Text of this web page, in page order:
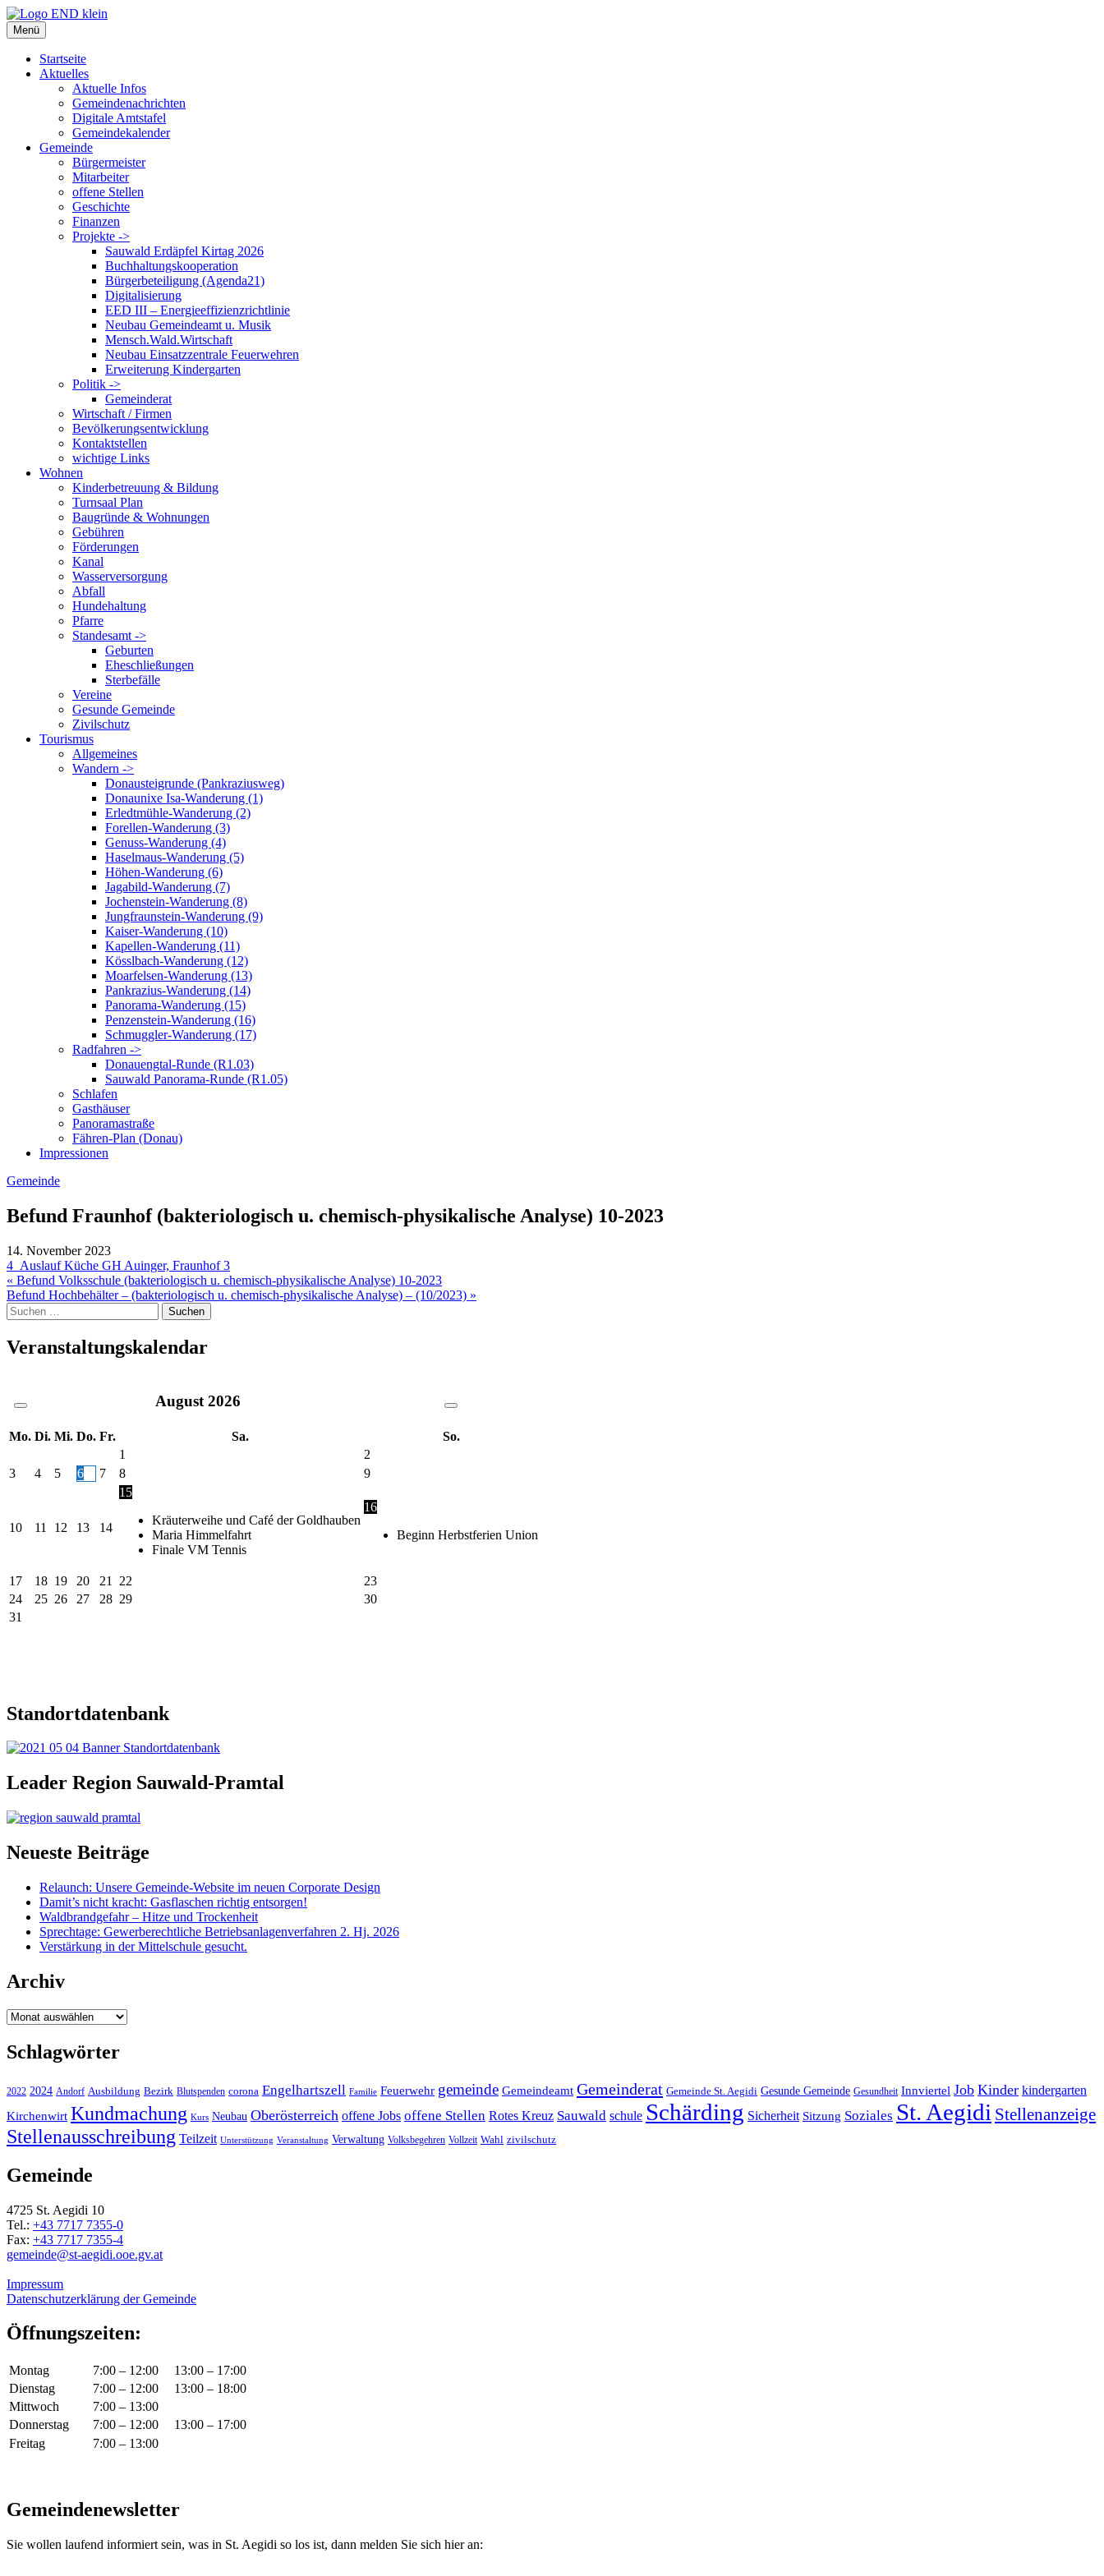
Zum
Inhalt
springen
Menü
Startseite
Aktuelles
Aktuelle Infos
Gemeindenachrichten
Digitale Amtstafel
Gemeindekalender
Gemeinde
Bürgermeister
Mitarbeiter
offene Stellen
Geschichte
Finanzen
Projekte ->
Sauwald Erdäpfel Kirtag 2026
Buchhaltungskooperation
Bürgerbeteiligung (Agenda21)
Digitalisierung
EED III – Energieeffizienzrichtlinie
Neubau Gemeindeamt u. Musik
Mensch.Wald.Wirtschaft
Neubau Einsatzzentrale Feuerwehren
Erweiterung Kindergarten
Politik ->
Gemeinderat
Wirtschaft / Firmen
Bevölkerungsentwicklung
Kontaktstellen
wichtige Links
Wohnen
Kinderbetreuung & Bildung
Turnsaal Plan
Baugründe & Wohnungen
Gebühren
Förderungen
Kanal
Wasserversorgung
Abfall
Hundehaltung
Pfarre
Standesamt ->
Geburten
Eheschließungen
Sterbefälle
Vereine
Gesunde Gemeinde
Zivilschutz
Tourismus
Allgemeines
Wandern ->
Donausteigrunde (Pankraziusweg)
Donaunixe Isa-Wanderung (1)
Erledtmühle-Wanderung (2)
Forellen-Wanderung (3)
Genuss-Wanderung (4)
Haselmaus-Wanderung (5)
Höhen-Wanderung (6)
Jagabild-Wanderung (7)
Jochenstein-Wanderung (8)
Jungfraunstein-Wanderung (9)
Kaiser-Wanderung (10)
Kapellen-Wanderung (11)
Kösslbach-Wanderung (12)
Moarfelsen-Wanderung (13)
Pankrazius-Wanderung (14)
Panorama-Wanderung (15)
Penzenstein-Wanderung (16)
Schmuggler-Wanderung (17)
Radfahren ->
Donauengtal-Runde (R1.03)
Sauwald Panorama-Runde (R1.05)
Schlafen
Gasthäuser
Panoramastraße
Fähren-Plan (Donau)
Impressionen
Gemeinde
Befund Fraunhof (bakteriologisch u. chemisch-physikalische Analyse) 10-2023
14. November 2023
4_Auslauf Küche GH Auinger, Fraunhof 3
Beitragsnavigation
« Befund Volksschule (bakteriologisch u. chemisch-physikalische Analyse) 10-2023
Befund Hochbehälter – (bakteriologisch u. chemisch-physikalische Analyse) – (10/2023) »
Suche
nach:
Veranstaltungskalendar
August 2026
Mo. Di. Mi. Do. Fr. Sa.
So.
1
2
3
4 5 6 7 8 9
10 11 12 13 14
15
Kräuterweihe und Café der Goldhauben
Maria Himmelfahrt
Finale VM Tennis
16
Beginn Herbstferien Union
17 18 19 20 21 22
23
24
25 26 27 28 29
30
31
Standortdatenbank
Leader Region Sauwald-Pramtal
Neueste Beiträge
Relaunch: Unsere Gemeinde-Website im neuen Corporate Design
Damit’s nicht kracht: Gasflaschen richtig entsorgen!
Waldbrandgefahr – Hitze und Trockenheit
Sprechtage: Gewerberechtliche Betriebsanlagenverfahren 2. Hj. 2026
Verstärkung in der Mittelschule gesucht.
Archiv
Archiv
Schlagwörter
2022 2024 Andorf Ausbildung Bezirk Blutspenden corona Engelhartszell Familie Feuerwehr gemeinde Gemeindeamt Gemeinderat Gemeinde St. Aegidi Gesunde Gemeinde Gesundheit Innviertel Job Kinder kindergarten
Kirchenwirt Kundmachung Kurs Neubau Oberösterreich offene Jobs offene Stellen Rotes Kreuz Sauwald schule Schärding Sicherheit Sitzung Soziales St. Aegidi Stellenanzeige
Stellenausschreibung Teilzeit Unterstützung Veranstaltung Verwaltung Volksbegehren Vollzeit Wahl zivilschutz
Gemeinde
4725 St. Aegidi 10
Tel.: +43 7717 7355-0
Fax: +43 7717 7355-4
gemeinde@st-aegidi.ooe.gv.at
Impressum
Datenschutzerklärung der Gemeinde
Öffnungszeiten:
Montag 7:00 – 12:00
13:00 – 17:00
Dienstag
7:00 – 12:00
13:00 – 18:00
Mittwoch
7:00 – 13:00
Donnerstag
7:00 – 12:00
13:00 – 17:00
Freitag
7:00 – 13:00
Gemeindenewsletter
Sie wollen laufend informiert sein, was in St. Aegidi so los ist, dann melden Sie sich hier an: